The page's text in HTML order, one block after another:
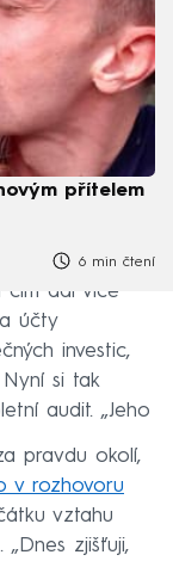
přítelem
6 min čtení
čím dál více
účty
investic,
si tak
audit. „Jeho
pravdu okolí,
v rozhovoru
vztahu
zjišťuji,